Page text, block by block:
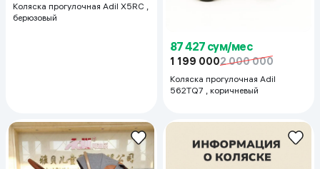
Коляска прогулочная Adil X5RC ,
берюзовый
87 427 сум/мес
1 199 0002 000 000
Коляска прогулочная Adil
562TQ7 , коричневый